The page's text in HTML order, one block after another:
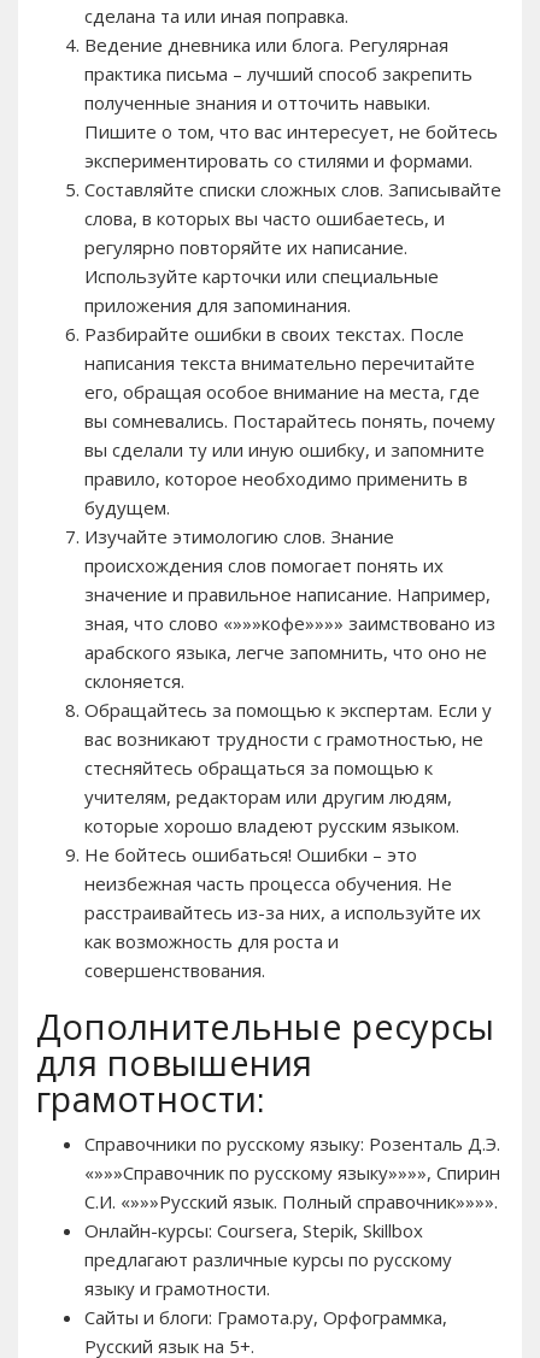
сделана та или иная поправка.
Ведение дневника или блога. Регулярная
практика письма – лучший способ закрепить
полученные знания и отточить навыки.
Пишите о том, что вас интересует, не бойтесь
экспериментировать со стилями и формами.
Составляйте списки сложных слов. Записывайте
слова, в которых вы часто ошибаетесь, и
регулярно повторяйте их написание.
Используйте карточки или специальные
приложения для запоминания.
Разбирайте ошибки в своих текстах. После
написания текста внимательно перечитайте
его, обращая особое внимание на места, где
вы сомневались. Постарайтесь понять, почему
вы сделали ту или иную ошибку, и запомните
правило, которое необходимо применить в
будущем.
Изучайте этимологию слов. Знание
происхождения слов помогает понять их
значение и правильное написание. Например,
зная, что слово «»»»кофе»»»» заимствовано из
арабского языка, легче запомнить, что оно не
склоняется.
Обращайтесь за помощью к экспертам. Если у
вас возникают трудности с грамотностью, не
стесняйтесь обращаться за помощью к
учителям, редакторам или другим людям,
которые хорошо владеют русским языком.
Не бойтесь ошибаться! Ошибки – это
неизбежная часть процесса обучения. Не
расстраивайтесь из-за них, а используйте их
как возможность для роста и
совершенствования.
Дополнительные ресурсы
для повышения
грамотности:
Справочники по русскому языку: Розенталь Д.Э.
«»»»Справочник по русскому языку»»»», Спирин
С.И. «»»»Русский язык. Полный справочник»»»».
Онлайн-курсы: Coursera, Stepik, Skillbox
предлагают различные курсы по русскому
языку и грамотности.
Сайты и блоги: Грамота.ру, Орфограммка,
Русский язык на 5+.